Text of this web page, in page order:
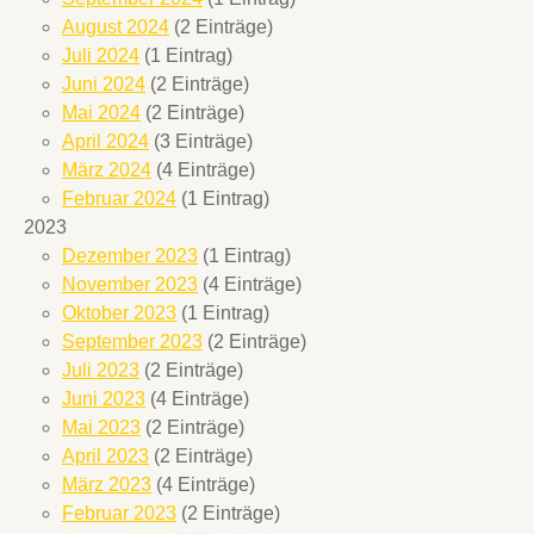
August 2024 (2 Einträge)
Juli 2024 (1 Eintrag)
Juni 2024 (2 Einträge)
Mai 2024 (2 Einträge)
April 2024 (3 Einträge)
März 2024 (4 Einträge)
Februar 2024 (1 Eintrag)
2023
Dezember 2023 (1 Eintrag)
November 2023 (4 Einträge)
Oktober 2023 (1 Eintrag)
September 2023 (2 Einträge)
Juli 2023 (2 Einträge)
Juni 2023 (4 Einträge)
Mai 2023 (2 Einträge)
April 2023 (2 Einträge)
März 2023 (4 Einträge)
Februar 2023 (2 Einträge)